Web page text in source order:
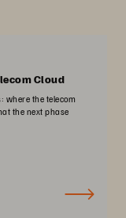
Cloud
where the telecom
the next phase